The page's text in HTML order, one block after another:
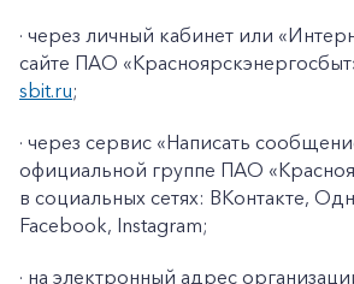
· через личный кабинет или
сайте ПАО
sbit.ru;
· через сервис «Написать
официальной группе ПАО
в социальных сетях: ВКонтакте,
Facebook, Instagram;
· на электронный адрес